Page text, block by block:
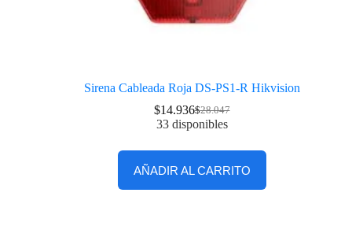
Sirena Cableada Roja DS-PS1-R Hikvision
$28.047
$14.936
33 disponibles
AÑADIR AL CARRITO